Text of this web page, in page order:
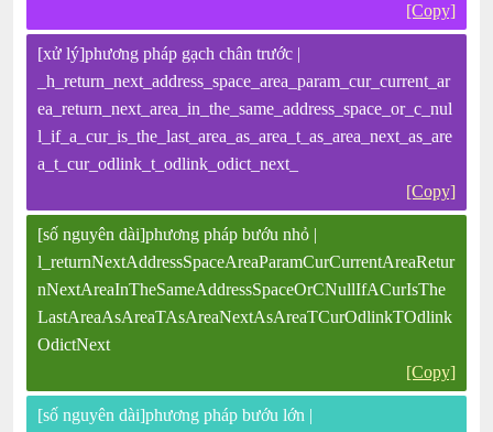
[Copy]
[xử lý]phương pháp gạch chân trước |
_h_return_next_address_space_area_param_cur_current_ar
ea_return_next_area_in_the_same_address_space_or_c_nul
l_if_a_cur_is_the_last_area_as_area_t_as_area_next_as_are
a_t_cur_odlink_t_odlink_odict_next_
[Copy]
[số nguyên dài]phương pháp bướu nhỏ |
l_returnNextAddressSpaceAreaParamCurCurrentAreaRetur
nNextAreaInTheSameAddressSpaceOrCNullIfACurIsThe
LastAreaAsAreaTAsAreaNextAsAreaTCurOdlinkTOdlink
OdictNext
[Copy]
[số nguyên dài]phương pháp bướu lớn |